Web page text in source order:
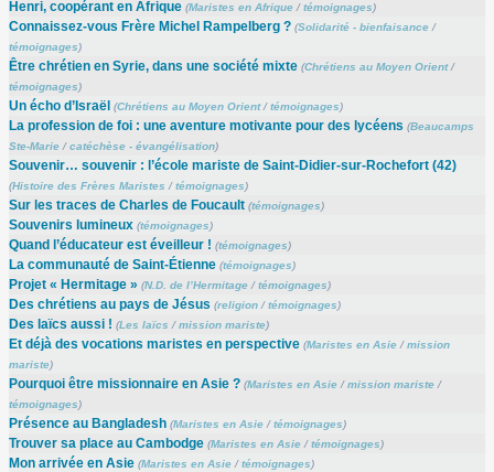
Henri, coopérant en Afrique (Maristes en Afrique/témoignages)
Connaissez-vous Frère Michel Rampelberg ? (Solidarité - bienfaisance/
témoignages)
Être chrétien en Syrie, dans une société mixte (Chrétiens au Moyen Orient/
témoignages)
Un écho d’Israël (Chrétiens au Moyen Orient/témoignages)
La profession de foi : une aventure motivante pour des lycéens (Beaucamps
Ste-Marie/catéchèse - évangélisation)
Souvenir… souvenir : l’école mariste de Saint-Didier-sur-Rochefort (42)
(Histoire des Frères Maristes /témoignages)
Sur les traces de Charles de Foucault (témoignages)
Souvenirs lumineux (témoignages)
Quand l’éducateur est éveilleur ! (témoignages)
La communauté de Saint-Étienne (témoignages)
Projet « Hermitage » (N.D. de l’Hermitage/témoignages)
Des chrétiens au pays de Jésus (religion/témoignages)
Des laïcs aussi ! (Les laïcs /mission mariste)
Et déjà des vocations maristes en perspective (Maristes en Asie/mission
mariste)
Pourquoi être missionnaire en Asie ? (Maristes en Asie/mission mariste/
témoignages)
Présence au Bangladesh (Maristes en Asie/témoignages)
Trouver sa place au Cambodge (Maristes en Asie/témoignages)
Mon arrivée en Asie (Maristes en Asie/témoignages)